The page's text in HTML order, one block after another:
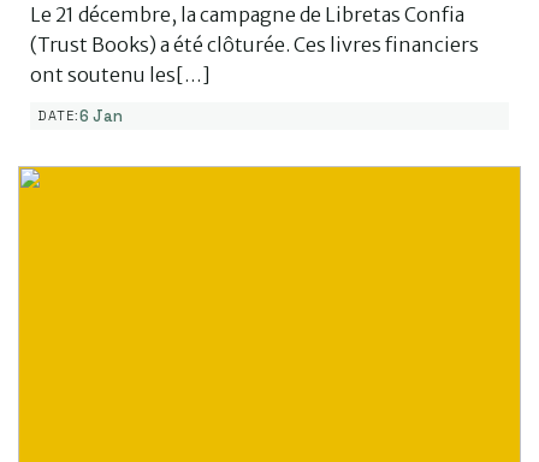
Le 21 décembre, la campagne de Libretas Confia
(Trust Books) a été clôturée. Ces livres financiers
ont soutenu les[…]
DATE:6 Jan